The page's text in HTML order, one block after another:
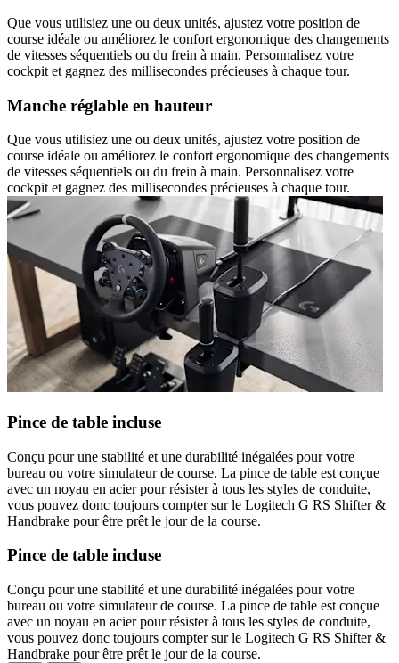
Que vous utilisiez une ou deux unités, ajustez votre position de
course idéale ou améliorez le confort ergonomique des changements
de vitesses séquentiels ou du frein à main. Personnalisez votre
cockpit et gagnez des millisecondes précieuses à chaque tour.
Manche réglable en hauteur
Que vous utilisiez une ou deux unités, ajustez votre position de
course idéale ou améliorez le confort ergonomique des changements
de vitesses séquentiels ou du frein à main. Personnalisez votre
cockpit et gagnez des millisecondes précieuses à chaque tour.
Pince de table incluse
Conçu pour une stabilité et une durabilité inégalées pour votre
bureau ou votre simulateur de course. La pince de table est conçue
avec un noyau en acier pour résister à tous les styles de conduite,
vous pouvez donc toujours compter sur le Logitech G RS Shifter &
Handbrake pour être prêt le jour de la course.
Pince de table incluse
Conçu pour une stabilité et une durabilité inégalées pour votre
bureau ou votre simulateur de course. La pince de table est conçue
avec un noyau en acier pour résister à tous les styles de conduite,
vous pouvez donc toujours compter sur le Logitech G RS Shifter &
Handbrake pour être prêt le jour de la course.